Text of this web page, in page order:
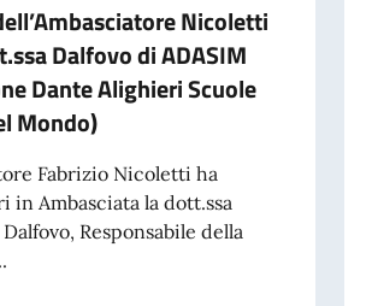
Nicoletti
Dalfovo di ADASIM
Dante Alighieri Scuole
Mondo)
Fabrizio Nicoletti ha
in Ambasciata la dott.ssa
Responsabile della